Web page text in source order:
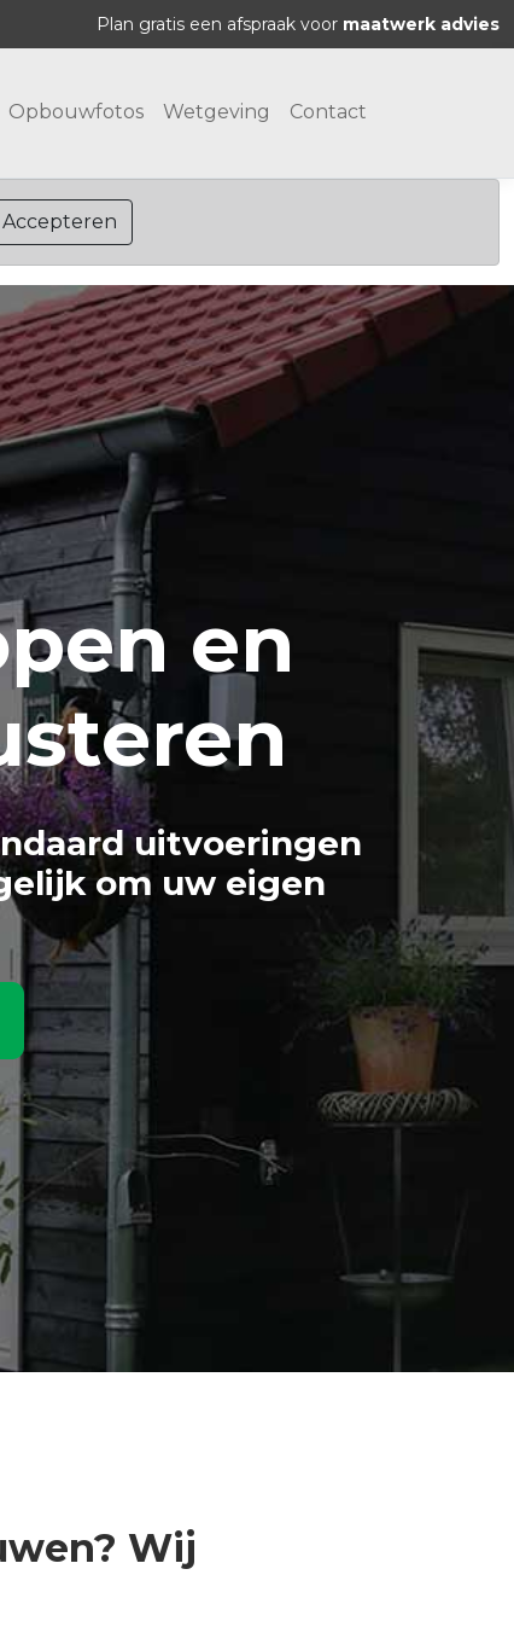
Plan gratis een afspraak voor maatwerk advies
Opbouwfotos Wetgeving Contact
Accepteren
en
uitvoeringen
om uw eigen
Wij